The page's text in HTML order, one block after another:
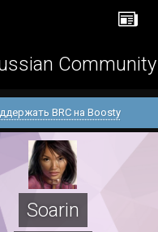
Community
BRC на Boosty
Soarin